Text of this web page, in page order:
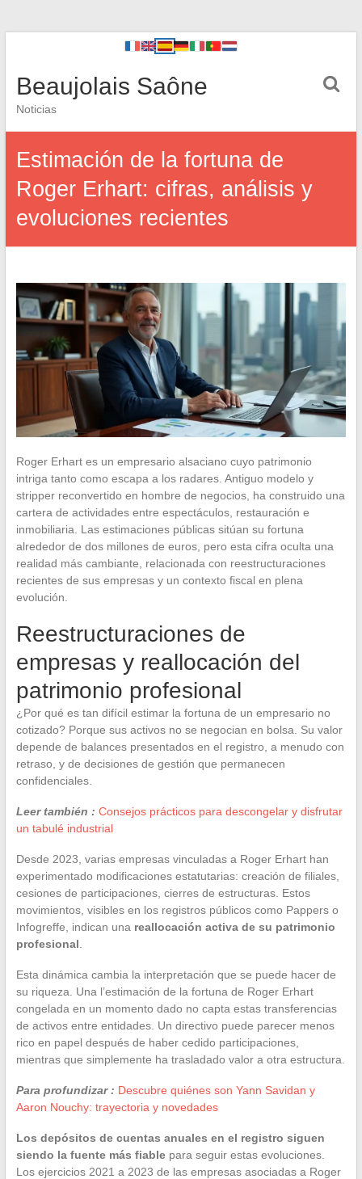
Beaujolais Saône
Noticias
Estimación de la fortuna de
Roger Erhart: cifras, análisis y
evoluciones recientes
Roger Erhart es un empresario alsaciano cuyo patrimonio
intriga tanto como escapa a los radares. Antiguo modelo y
stripper reconvertido en hombre de negocios, ha construido una
cartera de actividades entre espectáculos, restauración e
inmobiliaria. Las estimaciones públicas sitúan su fortuna
alrededor de dos millones de euros, pero esta cifra oculta una
realidad más cambiante, relacionada con reestructuraciones
recientes de sus empresas y un contexto fiscal en plena
evolución.
Reestructuraciones de
empresas y reallocación del
patrimonio profesional
¿Por qué es tan difícil estimar la fortuna de un empresario no
cotizado? Porque sus activos no se negocian en bolsa. Su valor
depende de balances presentados en el registro, a menudo con
retraso, y de decisiones de gestión que permanecen
confidenciales.
Leer también : Consejos prácticos para descongelar y disfrutar
un tabulé industrial
Desde 2023, varias empresas vinculadas a Roger Erhart han
experimentado modificaciones estatutarias: creación de filiales,
cesiones de participaciones, cierres de estructuras. Estos
movimientos, visibles en los registros públicos como Pappers o
Infogreffe, indican una reallocación activa de su patrimonio
profesional
Esta dinámica cambia la interpretación que se puede hacer de
su riqueza. Una l’estimación de la fortuna de Roger Erhart
congelada en un momento dado no capta estas transferencias
de activos entre entidades. Un directivo puede parecer menos
rico en papel después de haber cedido participaciones,
mientras que simplemente ha trasladado valor a otra estructura.
Para profundizar : Descubre quiénes son Yann Savidan y
Aaron Nouchy: trayectoria y novedades
Los depósitos de cuentas anuales en el registro siguen
siendo la fuente más fiablepara seguir estas evoluciones.
Los ejercicios 2021 a 2023 de las empresas asociadas a Roger